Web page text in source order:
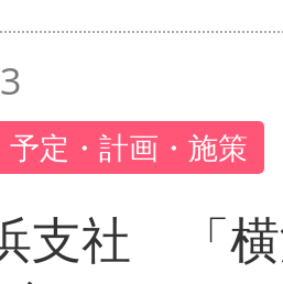
予定・計画・施策
支社 「